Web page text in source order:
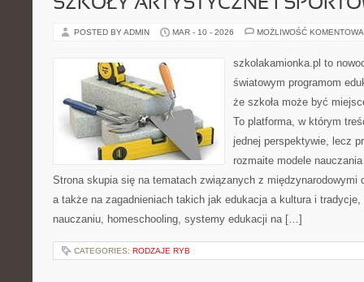
SZKOŁY ARTYSTYCZNE I
POSTED BY ADMIN MAR - 10 - 2026 MOŻLIWOŚĆ
szkolakamionka.pl to
światowym programom
że szkoła może być
To platforma, w którym
jednej perspektywie, lecz
rozmaite modele
Strona skupia się na tematach związanych z międzynarodowymi
a także na zagadnieniach takich jak edukacja a kultura i
nauczaniu, homeschooling, systemy edukacji na […]
CATEGORIES: RODZAJE RYB